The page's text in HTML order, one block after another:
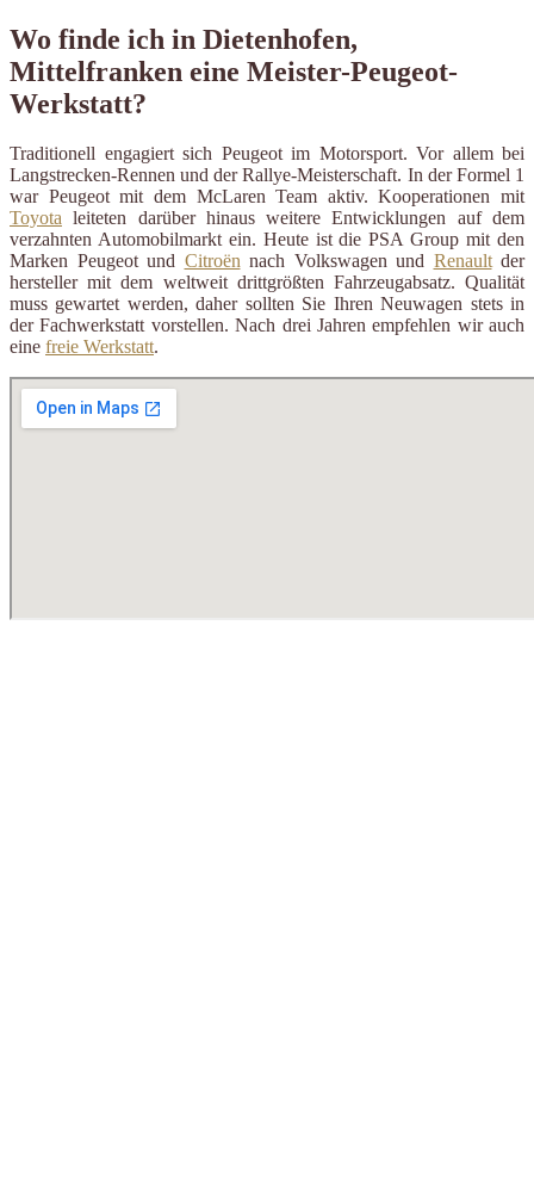
Wo finde ich in Dietenhofen,
Mittelfranken eine Meister-Peugeot-
Werkstatt?
Traditionell engagiert sich Peugeot im Motorsport. Vor allem bei
Langstrecken-Rennen und der Rallye-Meisterschaft. In der Formel 1
war Peugeot mit dem McLaren Team aktiv. Kooperationen mit
Toyota leiteten darüber hinaus weitere Entwicklungen auf dem
verzahnten Automobilmarkt ein. Heute ist die PSA Group mit den
Marken Peugeot und Citroënnach Volkswagen und Renaultder
hersteller mit dem weltweit drittgrößten Fahrzeugabsatz. Qualität
muss gewartet werden, daher sollten Sie Ihren Neuwagen stets in
der Fachwerkstatt vorstellen. Nach drei Jahren empfehlen wir auch
eine freie Werkstatt.